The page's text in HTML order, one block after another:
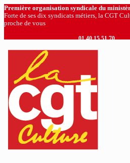
Première organisation syndicale du
Forte de ses dix syndicats métiers, la CGT
proche de vous
01 40 15 51 70